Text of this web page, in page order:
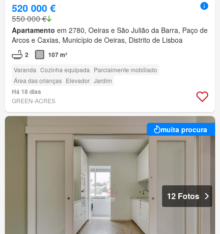
520 000 €
550 000 €
Apartamento em 2780, Oeiras e São Julião da Barra, Paço de
Arcos e Caxias, Município de Oeiras, Distrito de Lisboa
2 107 m²
Varanda Cozinha equipada Parcialmente mobiliado
Área das crianças Elevador Jardim
Há 18 dias
GREEN-ACRES
muita procura
12 Fotos